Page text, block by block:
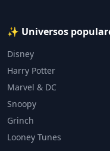
✨ Universos
Disney
Harry Potter
Marvel & DC
Snoopy
Grinch
Looney Tunes